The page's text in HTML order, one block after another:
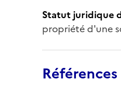
Statut juridique
propriété d'une